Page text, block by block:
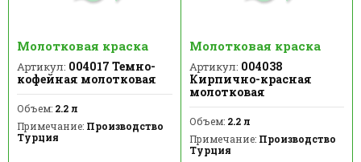
Молотковая краска
Артикул: 004017 Темно-
кофейная молотковая
Объем: 2.2 л
Примечание: Производство
Турция
Молотковая краска
Артикул: 004038
Кирпично-красная
молотковая
Объем:2.2 л
Примечание:Производство
Турция